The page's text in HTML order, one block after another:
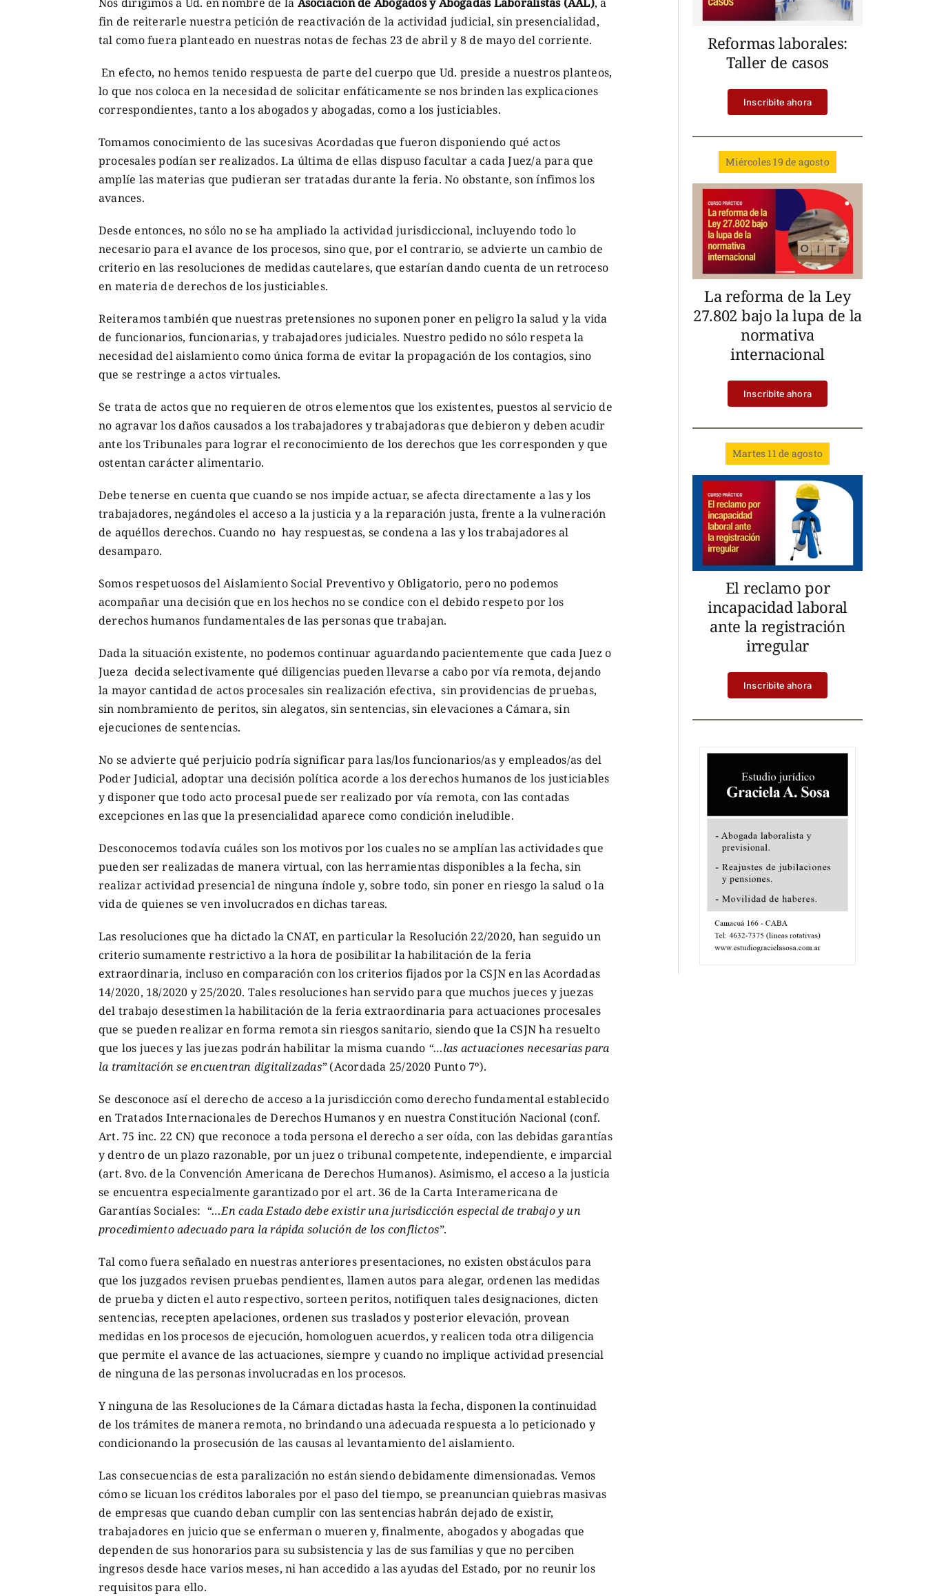
fin de reiterarle nuestra petición de reactivación de la actividad judicial, sin presencialidad,
tal como fuera planteado en nuestras notas de fechas 23 de abril y 8 de mayo del corriente.
En efecto, no hemos tenido respuesta de parte del cuerpo que Ud. preside a nuestros planteos,
lo que nos coloca en la necesidad de solicitar enfáticamente se nos brinden las explicaciones
correspondientes, tanto a los abogados y abogadas, como a los justiciables.
Tomamos conocimiento de las sucesivas Acordadas que fueron disponiendo qué actos
procesales podían ser realizados. La última de ellas dispuso facultar a cada Juez/a para que
amplíe las materias que pudieran ser tratadas durante la feria. No obstante, son ínfimos los
avances.
Desde entonces, no sólo no se ha ampliado la actividad jurisdiccional, incluyendo todo lo
necesario para el avance de los procesos, sino que, por el contrario, se advierte un cambio de
criterio en las resoluciones de medidas cautelares, que estarían dando cuenta de un retroceso
en materia de derechos de los justiciables.
Reiteramos también que nuestras pretensiones no suponen poner en peligro la salud y la vida
de funcionarios, funcionarias, y trabajadores judiciales. Nuestro pedido no sólo respeta la
necesidad del aislamiento como única forma de evitar la propagación de los contagios, sino
que se restringe a actos virtuales.
Se trata de actos que no requieren de otros elementos que los existentes, puestos al servicio de
no agravar los daños causados a los trabajadores y trabajadoras que debieron y deben acudir
ante los Tribunales para lograr el reconocimiento de los derechos que les corresponden y que
ostentan carácter alimentario.
Debe tenerse en cuenta que cuando se nos impide actuar, se afecta directamente a las y los
trabajadores, negándoles el acceso a la justicia y a la reparación justa, frente a la vulneración
de aquéllos derechos. Cuando no hay respuestas, se condena a las y los trabajadores al
desamparo.
Somos respetuosos del Aislamiento Social Preventivo y Obligatorio, pero no podemos
acompañar una decisión que en los hechos no se condice con el debido respeto por los
derechos humanos fundamentales de las personas que trabajan.
Dada la situación existente, no podemos continuar aguardando pacientemente que cada Juez o
Jueza decida selectivamente qué diligencias pueden llevarse a cabo por vía remota, dejando
la mayor cantidad de actos procesales sin realización efectiva, sin providencias de pruebas,
sin nombramiento de peritos, sin alegatos, sin sentencias, sin elevaciones a Cámara, sin
ejecuciones de sentencias.
No se advierte qué perjuicio podría significar para las/los funcionarios/as y empleados/as del
Poder Judicial, adoptar una decisión política acorde a los derechos humanos de los justiciables
y disponer que todo acto procesal puede ser realizado por vía remota, con las contadas
excepciones en las que la presencialidad aparece como condición ineludible.
Desconocemos todavía cuáles son los motivos por los cuales no se amplían las actividades que
pueden ser realizadas de manera virtual, con las herramientas disponibles a la fecha, sin
realizar actividad presencial de ninguna índole y, sobre todo, sin poner en riesgo la salud o la
vida de quienes se ven involucrados en dichas tareas.
Las resoluciones que ha dictado la CNAT, en particular la Resolución 22/2020, han seguido un
criterio sumamente restrictivo a la hora de posibilitar la habilitación de la feria
extraordinaria, incluso en comparación con los criterios fijados por la CSJN en las Acordadas
14/2020, 18/2020 y 25/2020. Tales resoluciones han servido para que muchos jueces y juezas
del trabajo desestimen la habilitación de la feria extraordinaria para actuaciones procesales
que se pueden realizar en forma remota sin riesgos sanitario, siendo que la CSJN ha resuelto
que los jueces y las juezas podrán habilitar la misma cuando “…las actuaciones necesarias para
la tramitación se encuentran digitalizadas”(Acordada 25/2020 Punto 7º).
Se desconoce así el derecho de acceso a la jurisdicción como derecho fundamental establecido
en Tratados Internacionales de Derechos Humanos y en nuestra Constitución Nacional (conf.
Art. 75 inc. 22 CN) que reconoce a toda persona el derecho a ser oída, con las debidas garantías
y dentro de un plazo razonable, por un juez o tribunal competente, independiente, e imparcial
(art. 8vo. de la Convención Americana de Derechos Humanos). Asimismo, el acceso a la justicia
se encuentra especialmente garantizado por el art. 36 de la Carta Interamericana de
Garantías Sociales: “…En cada Estado debe existir una jurisdicción especial de trabajo y un
procedimiento adecuado para la rápida solución de los conflictos”.
Tal como fuera señalado en nuestras anteriores presentaciones, no existen obstáculos para
que los juzgados revisen pruebas pendientes, llamen autos para alegar, ordenen las medidas
de prueba y dicten el auto respectivo, sorteen peritos, notifiquen tales designaciones, dicten
sentencias, recepten apelaciones, ordenen sus traslados y posterior elevación, provean
medidas en los procesos de ejecución, homologuen acuerdos, y realicen toda otra diligencia
que permite el avance de las actuaciones, siempre y cuando no implique actividad presencial
de ninguna de las personas involucradas en los procesos.
Y ninguna de las Resoluciones de la Cámara dictadas hasta la fecha, disponen la continuidad
de los trámites de manera remota, no brindando una adecuada respuesta a lo peticionado y
condicionando la prosecusión de las causas al levantamiento del aislamiento.
Las consecuencias de esta paralización no están siendo debidamente dimensionadas. Vemos
cómo se licuan los créditos laborales por el paso del tiempo, se preanuncian quiebras masivas
de empresas que cuando deban cumplir con las sentencias habrán dejado de existir,
trabajadores en juicio que se enferman o mueren y, finalmente, abogados y abogadas que
dependen de sus honorarios para su subsistencia y las de sus familias y que no perciben
ingresos desde hace varios meses, ni han accedido a las ayudas del Estado, por no reunir los
requisitos para ello.
Reformas laborales:
Taller de casos
Inscribite ahora
Miércoles 19 de agosto
La reforma de la Ley
27.802 bajo la lupa de la
normativa
internacional
Inscribite ahora
Martes 11 de agosto
El reclamo por
incapacidad laboral
ante la registración
irregular
Inscribite ahora